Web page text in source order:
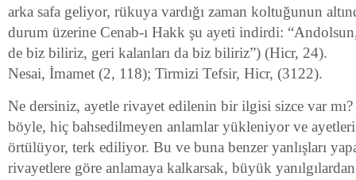
arka safa geliyor, rükuya vardığı zaman koltuğunun
durum üzerine Cenab-ı Hakk şu ayeti indirdi:
de biz biliriz, geri kalanları da biz biliriz”) (Hicr, 24).
Nesai, İmamet (2, 118); Tirmizi Tefsir, Hicr, (3122).
Ne dersiniz, ayetle rivayet edilenin bir ilgisi sizce var
böyle, hiç bahsedilmeyen anlamlar yükleniyor ve
örtülüyor, terk ediliyor. Bu ve buna benzer yanlışları
rivayetlere göre anlamaya kalkarsak, büyük